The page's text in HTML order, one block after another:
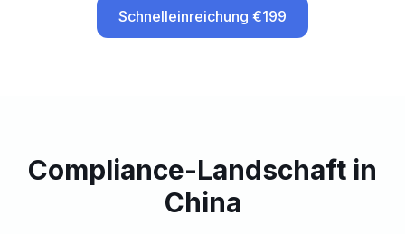
Schnelleinreichung €199
Compliance-Landschaft in
China